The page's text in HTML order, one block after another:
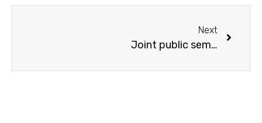
Next
Joint public seminar on “Building emotional well-being of young children through enhancing their living, playing and studying environments” with Hong Kong Health Education and Promotion Foundation (HEP).